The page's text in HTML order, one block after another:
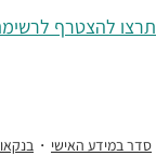
תרצו להצטרף
סדר במידע האישי